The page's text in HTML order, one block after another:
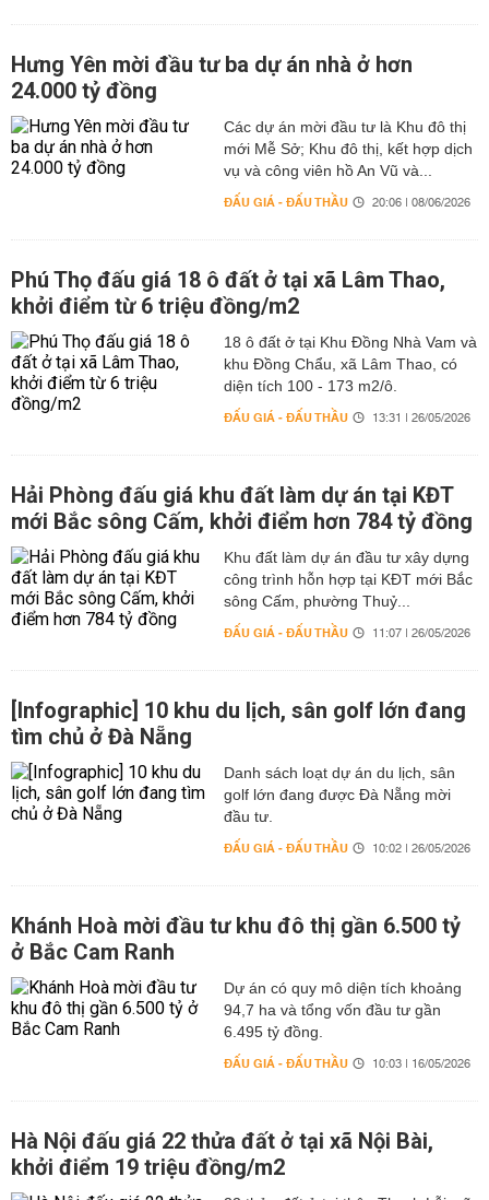
Hưng Yên mời đầu tư ba dự án nhà ở hơn
24.000 tỷ đồng
Các dự án mời đầu tư là Khu đô thị
mới Mễ Sở; Khu đô thị, kết hợp dịch
vụ và công viên hồ An Vũ và...
ĐẤU GIÁ - ĐẤU THẦU 20:06 | 08/06/2026
Phú Thọ đấu giá 18 ô đất ở tại xã Lâm Thao,
khởi điểm từ 6 triệu đồng/m2
18 ô đất ở tại Khu Đồng Nhà Vam và
khu Đồng Chẩu, xã Lâm Thao, có
diện tích 100 - 173 m2/ô.
ĐẤU GIÁ - ĐẤU THẦU 13:31 | 26/05/2026
Hải Phòng đấu giá khu đất làm dự án tại KĐT
mới Bắc sông Cấm, khởi điểm hơn 784 tỷ đồng
Khu đất làm dự án đầu tư xây dựng
công trình hỗn hợp tại KĐT mới Bắc
sông Cấm, phường Thuỷ...
ĐẤU GIÁ - ĐẤU THẦU 11:07 | 26/05/2026
[Infographic] 10 khu du lịch, sân golf lớn đang
tìm chủ ở Đà Nẵng
Danh sách loạt dự án du lịch, sân
golf lớn đang được Đà Nẵng mời
đầu tư.
ĐẤU GIÁ - ĐẤU THẦU 10:02 | 26/05/2026
Khánh Hoà mời đầu tư khu đô thị gần 6.500 tỷ
ở Bắc Cam Ranh
Dự án có quy mô diện tích khoảng
94,7 ha và tổng vốn đầu tư gần
6.495 tỷ đồng.
ĐẤU GIÁ - ĐẤU THẦU 10:03 | 16/05/2026
Hà Nội đấu giá 22 thửa đất ở tại xã Nội Bài,
khởi điểm 19 triệu đồng/m2